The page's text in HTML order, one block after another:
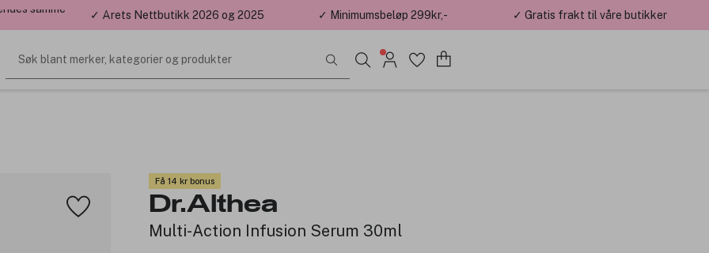
samme ✓ Årets Nettbutikk 2026 og 2025 ✓ Minimumsbeløp 299kr,- ✓ Gratis frakt til våre butikker
Søk blant merker, kategorier og produkter
Få 14 kr bonus
Dr.Althea
Multi-Action Infusion Serum 30ml